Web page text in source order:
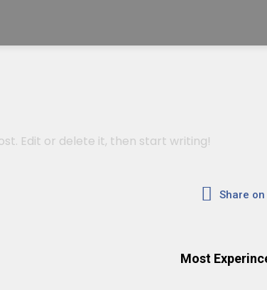
Edit or delete it, then start writing!
Share
Most